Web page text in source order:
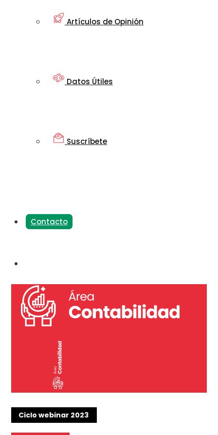
Artículos de Opinión
Datos Útiles
Suscríbete
Contacto
Ciclo webinar 2023